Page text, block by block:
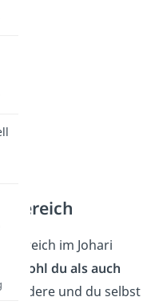
Bereich
Bereich im Johari
sowohl du als auch
. Andere und du selbst